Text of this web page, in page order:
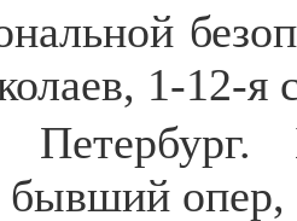
1-12-я
бывший